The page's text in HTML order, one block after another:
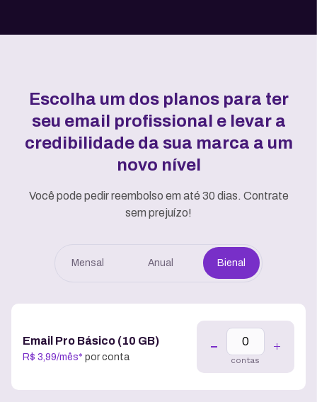
Escolha um dos planos para ter
seu email profissional e levar a
credibilidade da sua marca a um
novo nível
Você pode pedir reembolso em até 30 dias. Contrate
sem prejuízo!
Mensal Anual Bienal
Email Pro Básico (10 GB)
R$ 3,99/mês* por conta contas